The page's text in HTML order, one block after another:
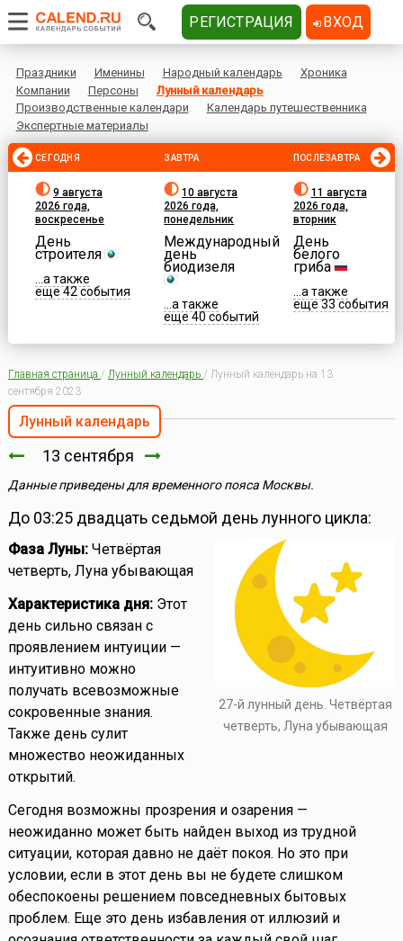
Праздники Именины Народный календарь
Хроника
Компании
Персоны
Лунный календарь
Производственные календари
Календарь путешественника
Экспертные материалы
СЕГОДНЯ
9 августа
2026 года,
воскресенье
День
строителя
...а также
еще 42 события
ЗАВТРА
10 августа
2026 года,
понедельник
Международный
день
биодизеля
...а также
еще 40 событий
ПОСЛЕЗАВТРА
11 августа
2026 года,
вторник
День
белого
гриба
...а также
еще 33 события
Главная страница / Лунный календарь / Лунный календарь на 13
сентября 2023
Лунный календарь
13 сентября
Данные приведены для временного пояса Москвы.
До 03:25 двадцать седьмой день лунного цикла:
27-й лунный день. Четвёртая
четверть, Луна убывающая
Фаза Луны:Четвёртая
четверть, Луна убывающая
Характеристика дня:Этот
день сильно связан с
проявлением интуиции —
интуитивно можно
получать всевозможные
сокровенные знания.
Также день сулит
множество неожиданных
открытий.
Сегодня возможны прозрения и озарения —
неожиданно может быть найден выход из трудной
ситуации, которая давно не даёт покоя. Но это при
условии, если в этот день вы не будете слишком
обеспокоены решением повседневных бытовых
проблем. Еще это день избавления от иллюзий и
РЕГИСТРАЦИЯ ВХОД